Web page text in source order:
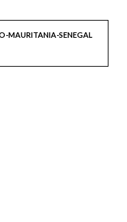
MAURITANIA-SENEGAL